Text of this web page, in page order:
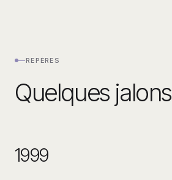
—REPÈRES
Quelques jalons
1999